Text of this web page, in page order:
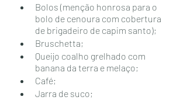
Bolos (menção honrosa para o
bolo de cenoura com cobertura
de brigadeiro de capim santo);
Bruschetta;
Queijo coalho grelhado com
banana da terra e melaço;
Café;
Jarra de suco;